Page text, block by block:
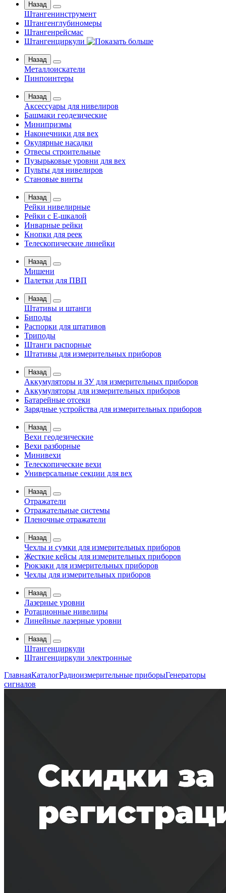
Назад
Штангенинструмент
Штангенглубиномеры
Штангенрейсмас
Штангенциркули
Назад
Металлоискатели
Пинпоинтеры
Назад
Аксессуары для нивелиров
Башмаки геодезические
Минипризмы
Наконечники для вех
Окулярные насадки
Отвесы строительные
Пузырьковые уровни для вех
Пульты для нивелиров
Становые винты
Назад
Рейки нивелирные
Рейки с Е-шкалой
Инварные рейки
Кнопки для реек
Телескопические линейки
Назад
Мишени
Палетки для ПВП
Назад
Штативы и штанги
Биподы
Распорки для штативов
Триподы
Штанги распорные
Штативы для измерительных приборов
Назад
Аккумуляторы и ЗУ для измерительных приборов
Аккумуляторы для измерительных приборов
Батарейные отсеки
Зарядные устройства для измерительных приборов
Назад
Вехи геодезические
Вехи разборные
Минивехи
Телескопические вехи
Универсальные секции для вех
Назад
Отражатели
Отражательные системы
Пленочные отражатели
Назад
Чехлы и сумки для измерительных приборов
Жесткие кейсы для измерительных приборов
Рюкзаки для измерительных приборов
Чехлы для измерительных приборов
Назад
Лазерные уровни
Ротационные нивелиры
Линейные лазерные уровни
Назад
Штангенциркули
Штангенциркули электронные
ГлавнаяКаталогРадиоизмерительные приборыГенераторы
сигналов